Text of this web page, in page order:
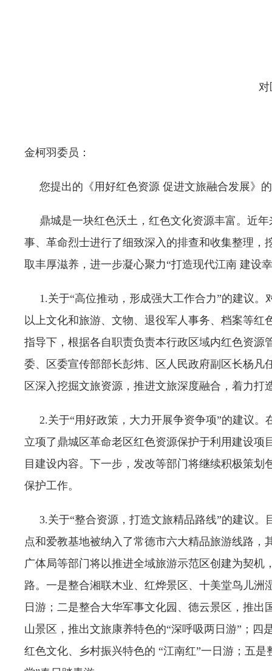
对
金柯羽委员：
您提出的《用好红色资源 促进文旅融合发展》
鼎城是一块红色沃土，红色文化资源丰富。近年
事、革命烈士进行了细致深入的排查和收集整理
取丰厚滋养，进一步凝心聚力“打造现代江南 建设
1.关于“高位推动，形成强大工作合力”的建议。
以上文化和旅游、文物、退役军人事务、档案等
指导下，根据各自职责负责本行政区域内红色资
委、区委宣传部部长彭炜、区人民政府副区长杨
区深入挖掘文旅资源，推进文旅深度融合，着力
2.关于“用好政策，大力开展争资争项”的建议。
立项了鼎城区革命老区红色资源保护于利用建设项
目建设内容。下一步，发改等部门将继续积极策
保护工作。
3.关于“整合资源，打造文旅精品路线”的建议。
点和爱教基地被纳入了常德市六大精品旅游线路
广体局等部门将以推进全域旅游示范区创建为契
路。一是整合湘联木业、红烨景区、十美堂鸟儿
日游；二是整合大华军事文化园、德云景区，推
山景区，推出文旅康养特色的“深呼吸两日游”；
红色文化、乡村振兴特色的 “江南红”一日游；五